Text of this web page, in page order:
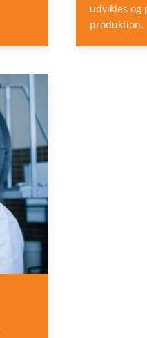
udvikles og
produktion.